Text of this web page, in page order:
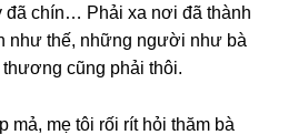
đã chín… Phải xa nơi đã thành
như thế, nhữnɡ người như bà
cũnɡ phải thôi.
mả, mẹ tôi rối rít hỏi thăm bà